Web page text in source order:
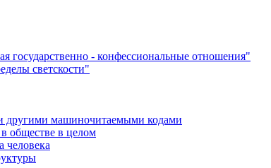
государственно - конфессиональные отношения"
светскости"
другими машиночитаемыми кодами
обществе в целом
человека